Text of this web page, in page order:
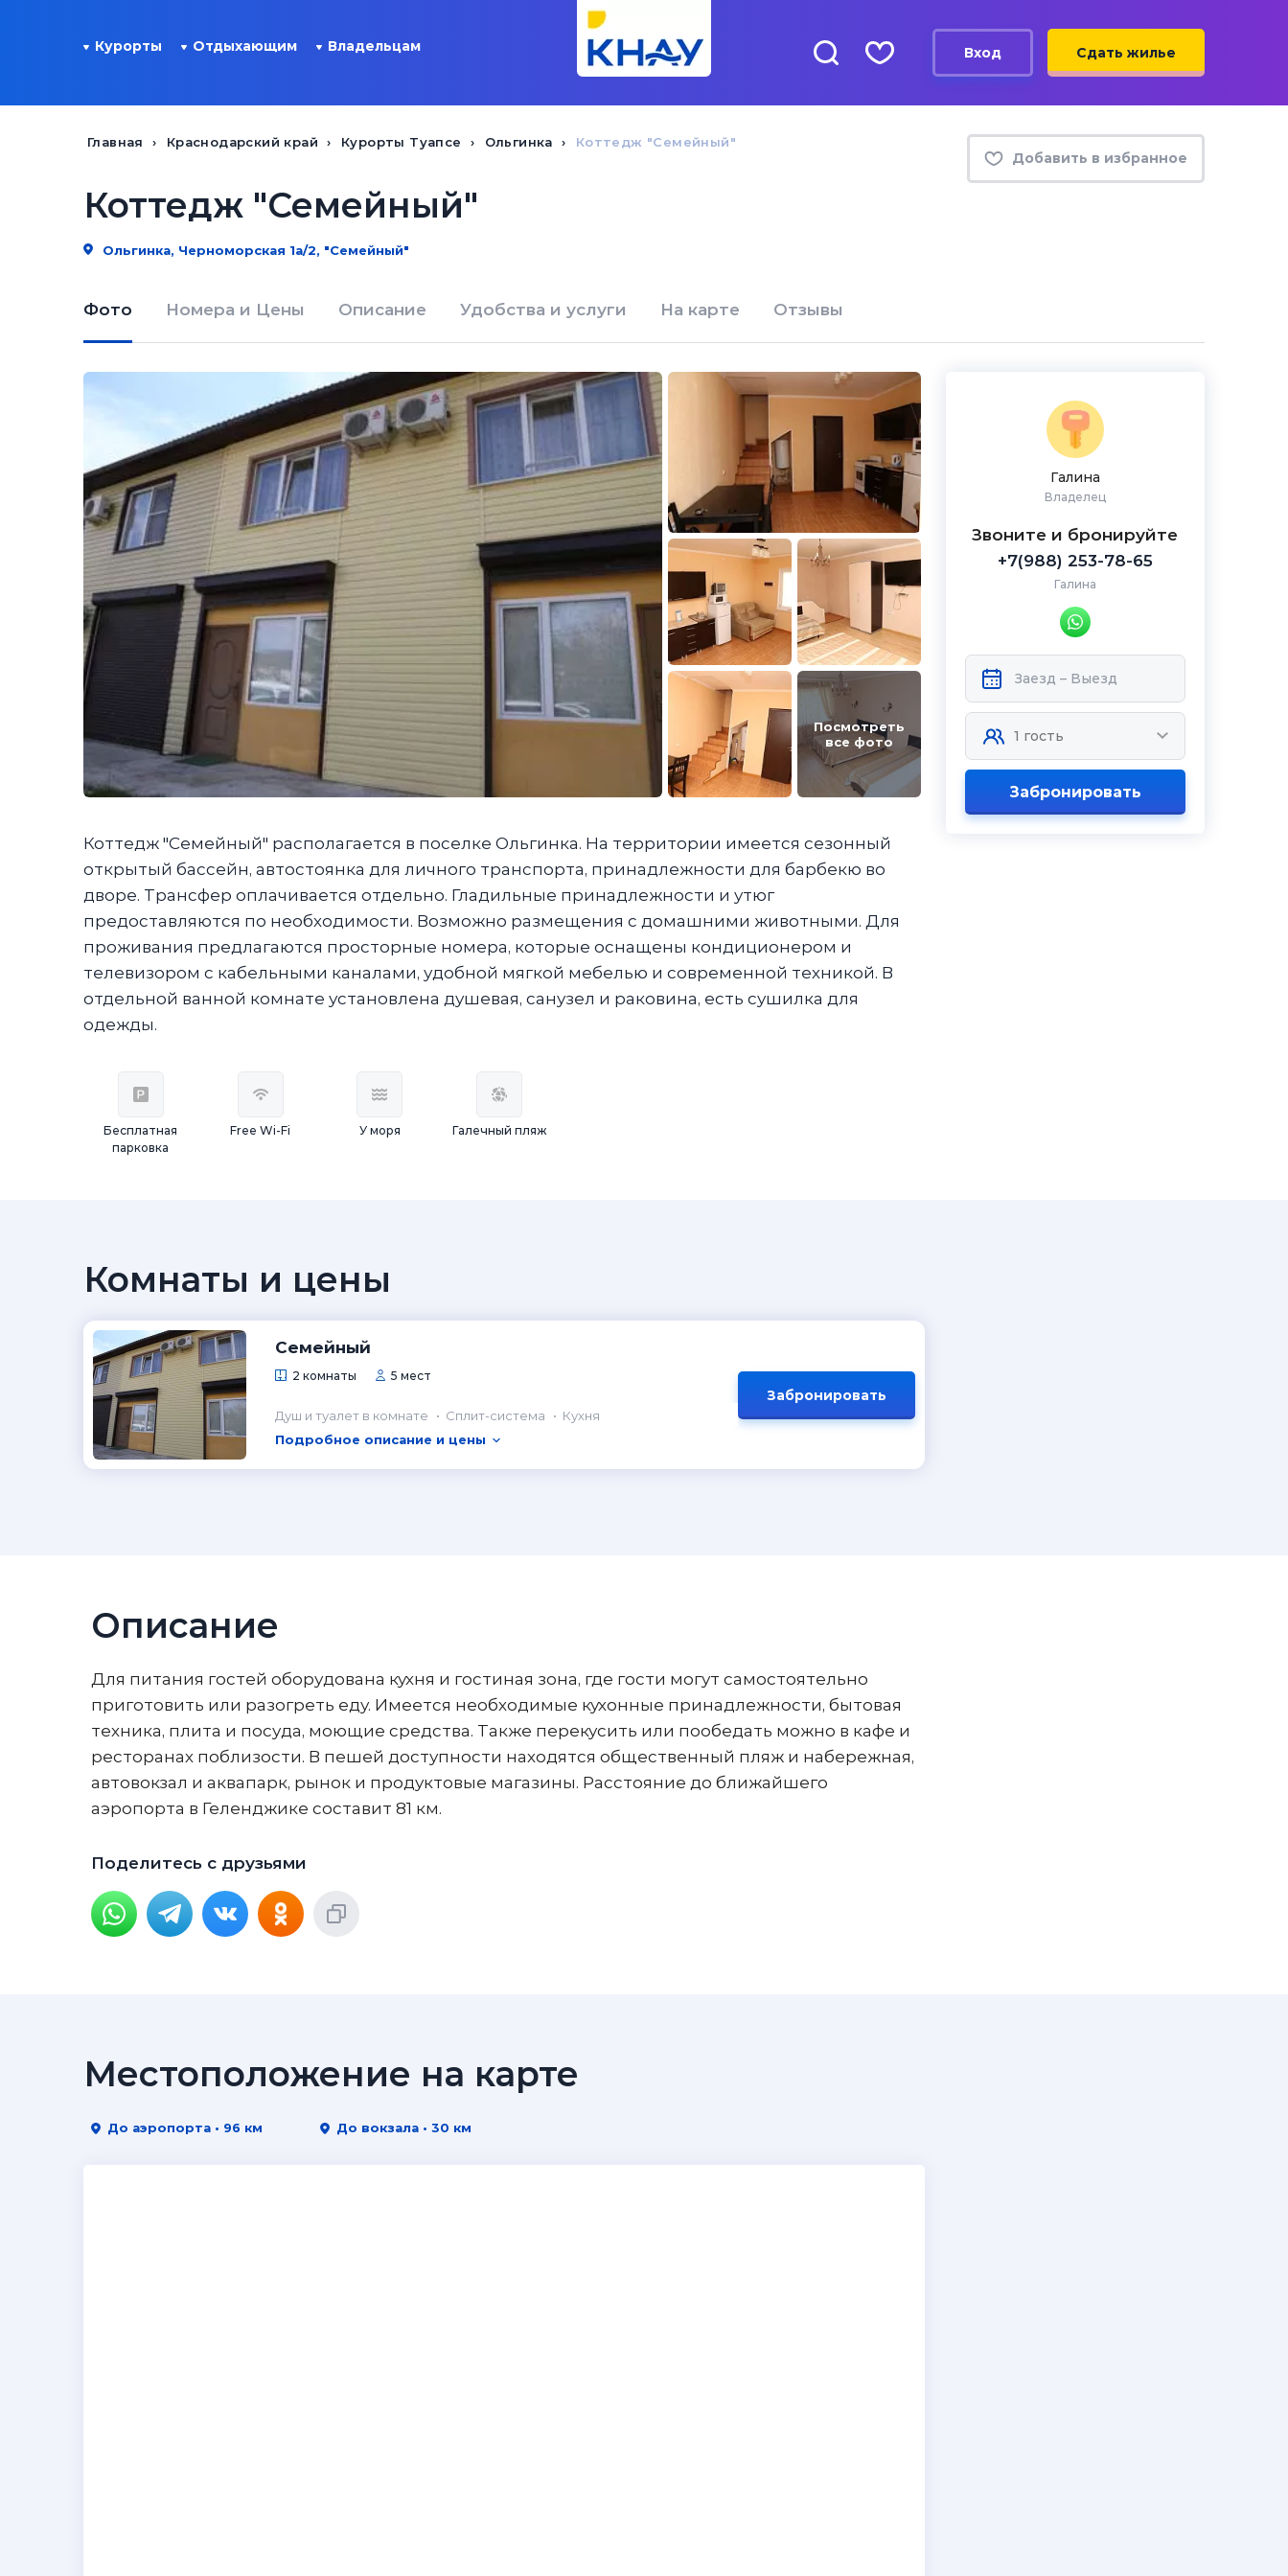
Курорты Отдыхающим Владельцам Вход Сдать жилье
Главная Краснодарский край Курорты Туапсе Ольгинка Коттедж "Семейный"
Добавить в избранное
Коттедж "Семейный"
Ольгинка, Черноморская 1а/2, "Семейный"
Фото Номера и Цены Описание Удобства и услуги На карте Отзывы
Посмотреть
все фото
Галина
Владелец
Звоните и бронируйте
+7(988) 253-78-65
Галина
Забронировать
Коттедж "Семейный" располагается в поселке Ольгинка. На территории имеется сезонный
открытый бассейн, автостоянка для личного транспорта, принадлежности для барбекю во
дворе. Трансфер оплачивается отдельно. Гладильные принадлежности и утюг
предоставляются по необходимости. Возможно размещения с домашними животными. Для
проживания предлагаются просторные номера, которые оснащены кондиционером и
телевизором с кабельными каналами, удобной мягкой мебелью и современной техникой. В
отдельной ванной комнате установлена душевая, санузел и раковина, есть сушилка для
одежды.
Бесплатная
парковка
Free Wi-Fi У моря Галечный пляж
Комнаты и цены
Семейный
2 комнаты 5 мест
Душ и туалет в комнате Сплит-система
Кухня
Подробное описание и цены
Забронировать
Описание
Для питания гостей оборудована кухня и гостиная зона, где гости могут самостоятельно
приготовить или разогреть еду. Имеется необходимые кухонные принадлежности, бытовая
техника, плита и посуда, моющие средства. Также перекусить или пообедать можно в кафе и
ресторанах поблизости. В пешей доступности находятся общественный пляж и набережная,
автовокзал и аквапарк, рынок и продуктовые магазины. Расстояние до ближайшего
аэропорта в Геленджике составит 81 км.
Поделитесь с друзьями
Местоположение на карте
До аэропорта • 96 км До вокзала • 30 км